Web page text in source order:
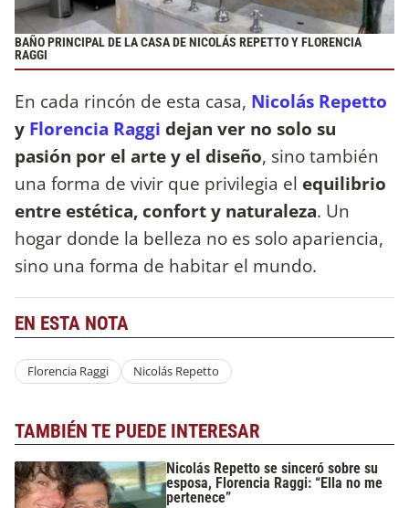
BAÑO PRINCIPAL DE LA CASA DE NICOLÁS REPETTO Y FLORENCIA
RAGGI
En cada rincón de esta casa, Nicolás Repetto
y Florencia Raggi dejan ver no solo su
pasión por el arte y el diseño, sino también
una forma de vivir que privilegia el equilibrio
entre estética, confort y naturaleza. Un
hogar donde la belleza no es solo apariencia,
sino una forma de habitar el mundo.
EN ESTA NOTA
Florencia Raggi Nicolás Repetto
TAMBIÉN TE PUEDE INTERESAR
Nicolás Repetto se sinceró sobre su
esposa, Florencia Raggi: “Ella no me
pertenece”